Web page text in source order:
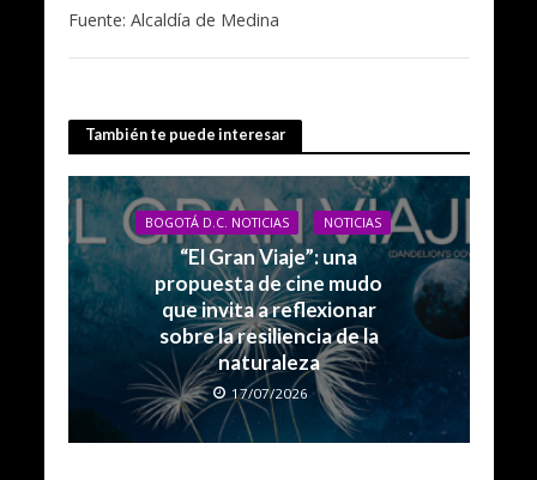
Fuente: Alcaldía de Medina
También te puede interesar
BOGOTÁ D.C. NOTICIAS NOTICIAS
“El Gran Viaje”: una
propuesta de cine mudo
que invita a reflexionar
sobre la resiliencia de la
naturaleza
17/07/2026